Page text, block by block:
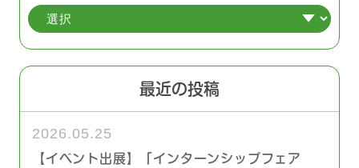
最近の投稿
【イベント出展】「インターンシップフェア
2026.05.25